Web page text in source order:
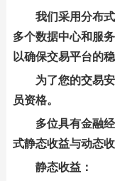
我们采用分布
多个数据中心和服
以确保交易平台的稳
为了您的交易
员资格。
多位具有金融
式静态收益与动态
静态收益：